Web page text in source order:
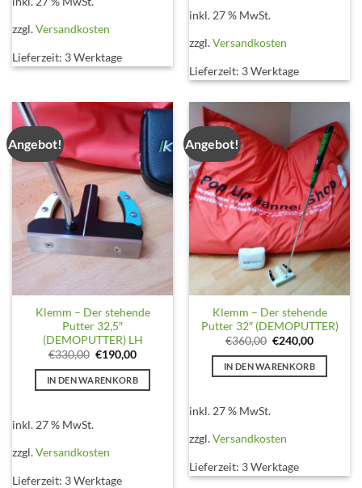
zzgl.Versandkosten
Lieferzeit: 3 Werktage
inkl. 27 % MwSt.
zzgl.Versandkosten
Lieferzeit: 3 Werktage
Angebot!
Klemm – Der stehende
Putter 32,5″
(DEMOPUTTER) LH
€330,00 Ursprünglicher
war:
€330,00
€190,00Aktueller
ist:
€190,00.
IN DEN WARENKORB
inkl. 27 % MwSt.
zzgl.Versandkosten
Lieferzeit: 3 Werktage
Angebot!
Klemm – Der stehende
Putter 32″ (DEMOPUTTER)
€360,00 Ursprünglicher
war:
€360,00
€240,00Aktueller
ist:
€240,00.
IN DEN WARENKORB
inkl. 27 % MwSt.
zzgl.Versandkosten
Lieferzeit: 3 Werktage